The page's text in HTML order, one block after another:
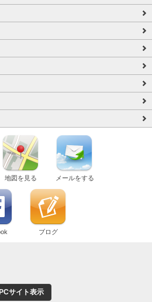
地図を見る メールをする
ブログ
サイト表示